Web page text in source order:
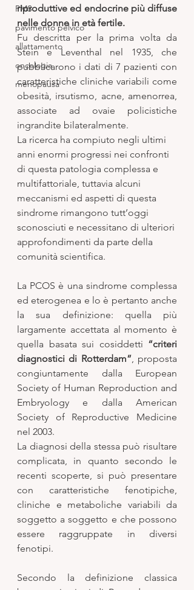
PMS
pavimento pelvico
allattamento
oncologia
menopausa
riproduttive ed endocrine più diffuse
nelle donne in età fertile.
Fu descritta per la prima volta da
Stein e Leventhal nel 1935, che
pubblicarono i dati di 7 pazienti con
caratteristiche cliniche variabili come
obesità, irsutismo, acne, amenorrea,
associate ad ovaie policistiche
ingrandite bilateralmente.
La ricerca ha compiuto negli ultimi
anni enormi progressi nei confronti
di questa patologia complessa e
multifattoriale, tuttavia alcuni
meccanismi ed aspetti di questa
sindrome rimangono tutt’oggi
sconosciuti e necessitano di ulteriori
approfondimenti da parte della
comunità scientifica.
La PCOS è una sindrome complessa
ed eterogenea e lo è pertanto anche
la sua definizione: quella più
largamente accettata al momento è
quella basata sui cosiddetti “criteri
diagnostici di Rotterdam”, proposta
congiuntamente dalla European
Society of Human Reproduction and
Embryology e dalla American
Society of Reproductive Medicine
nel 2003.
La diagnosi della stessa può risultare
complicata, in quanto secondo le
recenti scoperte, si può presentare
con caratteristiche fenotipiche,
cliniche e metaboliche variabili da
soggetto a soggetto e che possono
essere raggruppate in diversi
fenotipi.
Secondo la definizione classica